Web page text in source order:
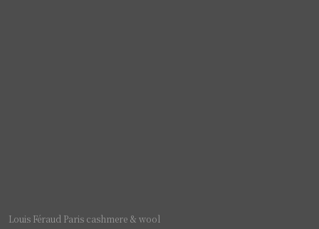
Louis Féraud Paris cashmere & wool